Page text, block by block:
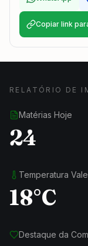
Copiar link
RELATÓRIO DE
Matérias Hoje
24
Temperatura Vale
18°C
Destaque da